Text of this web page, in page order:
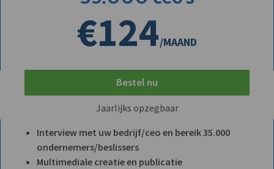
€124/MAAND
Bestel nu
Jaarlijks opzegbaar
Interview met uw bedrijf/ceo en bereik 35.000
ondernemers/beslissers
Multimediale creatie en publicatie